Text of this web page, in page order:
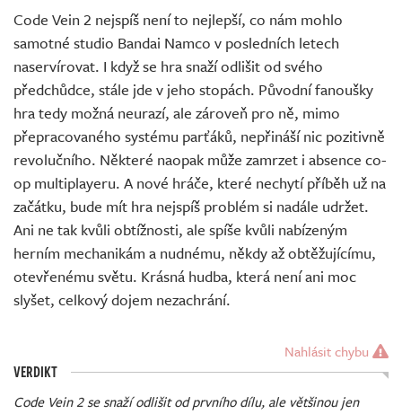
Code Vein 2 nejspíš není to nejlepší, co nám mohlo
samotné studio Bandai Namco v posledních letech
naservírovat. I když se hra snaží odlišit od svého
předchůdce, stále jde v jeho stopách. Původní fanoušky
hra tedy možná neurazí, ale zároveň pro ně, mimo
přepracovaného systému parťáků, nepřináší nic pozitivně
revolučního. Některé naopak může zamrzet i absence co-
op multiplayeru. A nové hráče, které nechytí příběh už na
začátku, bude mít hra nejspíš problém si nadále udržet.
Ani ne tak kvůli obtížnosti, ale spíše kvůli nabízeným
herním mechanikám a nudnému, někdy až obtěžujícímu,
otevřenému světu. Krásná hudba, která není ani moc
slyšet, celkový dojem nezachrání.
Nahlásit chybu
VERDIKT
Code Vein 2 se snaží odlišit od prvního dílu, ale většinou jen